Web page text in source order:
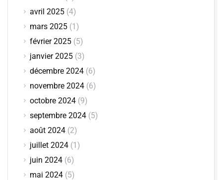
avril 2025 (4)
mars 2025 (1)
février 2025 (5)
janvier 2025 (3)
décembre 2024 (6)
novembre 2024 (6)
octobre 2024 (9)
septembre 2024 (5)
août 2024 (2)
juillet 2024 (1)
juin 2024 (6)
mai 2024 (5)